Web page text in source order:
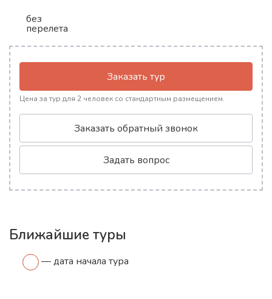
без
перелета
Заказать тур
Цена за тур для 2 человек со стандартным размещением.
Заказать обратный звонок
Задать вопрос
Ближайшие туры
— дата начала тура